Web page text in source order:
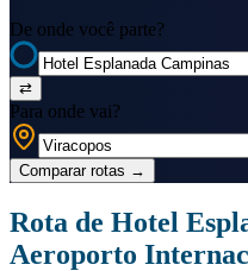
De onde você parte?
⇄
Para onde vai?
Comparar rotas →
Rota de Hotel
Aeroporto